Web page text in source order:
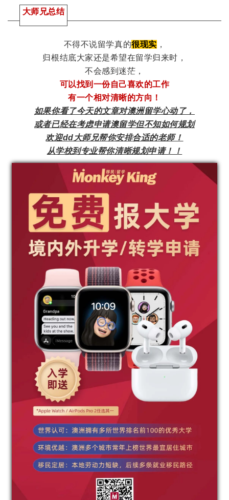
大师兄总结
不得不说留学真的很现实 ，
归根结底大家还是希望在留学归来时，
不会感到迷茫，
可以找到一份自己喜欢的工作
有一个相对清晰的方向！
如果你看了今天的文章对澳洲留学心动了，
或者已经在考虑申请澳留学但不知如何规划
欢迎dd大师兄帮你安排合适的老师！
从学校到专业帮你清晰规划申请！！